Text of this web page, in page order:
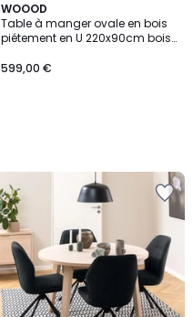
WOOOD
Table à manger ovale en bois
piétement en U 220x90cm bois
599,00 €